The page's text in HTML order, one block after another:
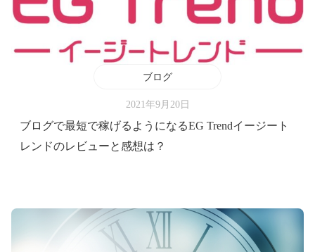
ブログ
2021年9月20日
ブログで最短で稼げるようになるEG Trendイージート
レンドのレビューと感想は？